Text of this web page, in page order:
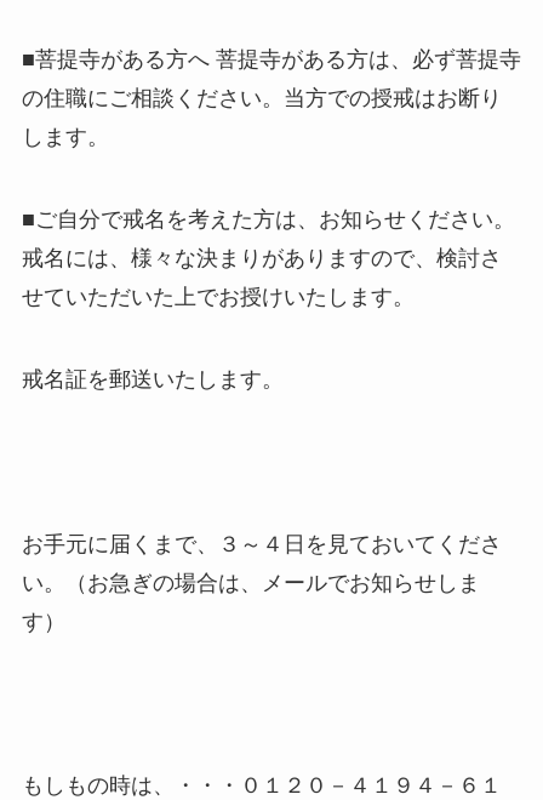
■菩提寺がある方へ 菩提寺がある方は、必ず菩提寺
の住職にご相談ください。当方での授戒はお断り
します。
■ご自分で戒名を考えた方は、お知らせください。
戒名には、様々な決まりがありますので、検討さ
せていただいた上でお授けいたします。
戒名証を郵送いたします。
お手元に届くまで、３～４日を見ておいてくださ
い。（お急ぎの場合は、メールでお知らせしま
す）
もしもの時は、・・・０１２０－４１９４－６１